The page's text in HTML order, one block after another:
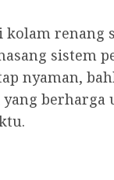
renang
sistem
nyaman,
berharga